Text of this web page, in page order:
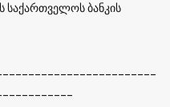
საქართველოს ბანკის